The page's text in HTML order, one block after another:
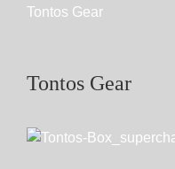
Tontos Gear
Tontos Gear